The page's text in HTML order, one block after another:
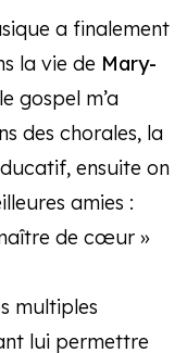
a finalement
la vie de Mary-
gospel m’a
des chorales, la
ensuite on
amies :
de cœur »
multiples
lui permettre